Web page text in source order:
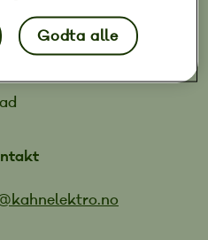
AS
Godta alle